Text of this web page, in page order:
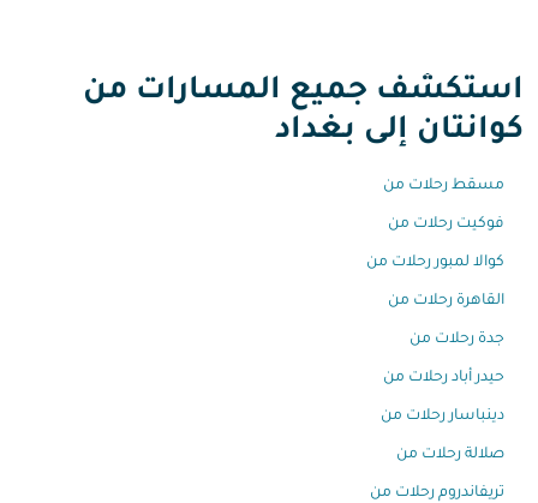
استكشف جميع المسارات من
كوانتان إلى بغداد
مسقط رحلات من
فوكيت رحلات من
كوالا لمبور رحلات من
القاهرة رحلات من
جدة رحلات من
حيدر أباد رحلات من
دينباسار رحلات من
صلالة رحلات من
تريفاندروم رحلات من